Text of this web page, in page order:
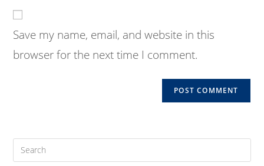
comment
URL
(optional)
Save my name, email, and website in this
browser for the next time I comment.